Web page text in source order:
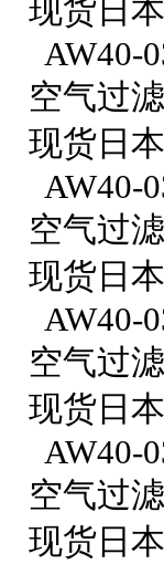
现货日
AW40-
空气过
现货日
AW40-
空气过
现货日
AW40-
空气过
现货日
AW40-
空气过
现货日